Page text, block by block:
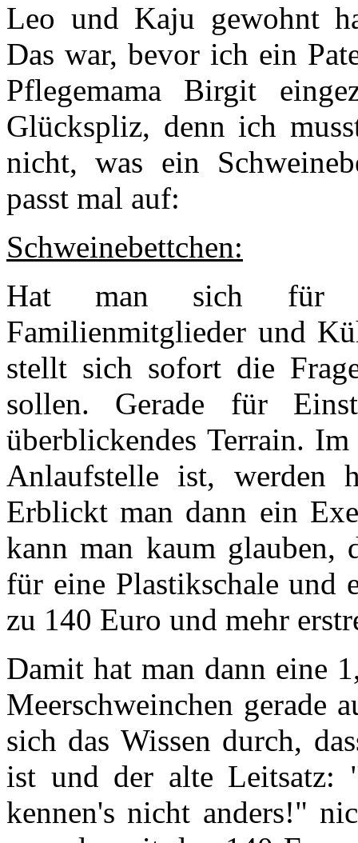
Leo und Kaju gewohnt
Das war, bevor ich ein
Pflegemama Birgit
Glückspliz, denn ich
nicht, was ein
passt mal auf:
Schweinebettchen:
Hat man sich für
Familienmitglieder und
stellt sich sofort die
sollen. Gerade für
überblickendes Terrain.
Anlaufstelle ist, werden
Erblickt man dann ein
kann man kaum glauben,
für eine Plastikschale und
zu 140 Euro und mehr
Damit hat man dann eine
Meerschweinchen gerade
sich das Wissen durch,
ist und der alte Leitsatz:
kennen's nicht anders!"